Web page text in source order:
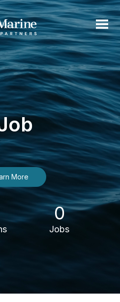
More
0
Jobs